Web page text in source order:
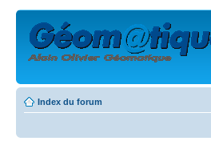
Index du forum